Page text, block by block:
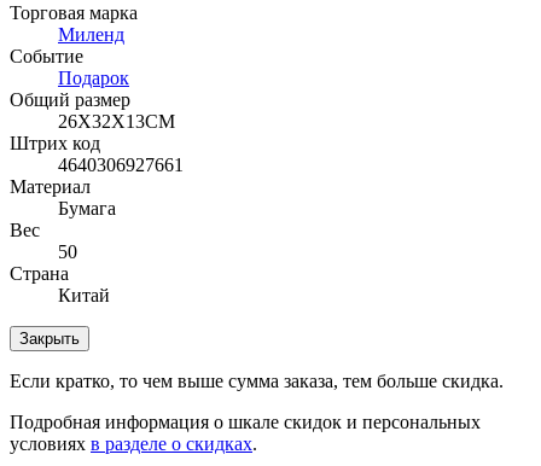
Торговая марка
Миленд
Событие
Подарок
Общий размер
26Х32Х13СМ
Штрих код
4640306927661
Материал
Бумага
Вес
50
Страна
Китай
Закрыть
Если кратко, то чем выше сумма заказа, тем больше скидка.
Подробная информация о шкале скидок и персональных
условиях в разделе о скидках.